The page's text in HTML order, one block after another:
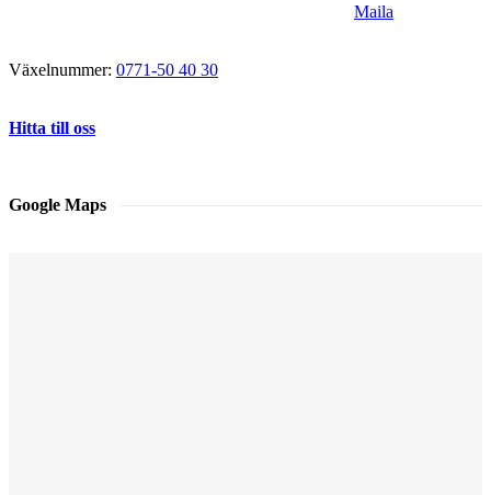
Maila
Växelnummer: 0771-50 40 30
Hitta till oss
Google Maps